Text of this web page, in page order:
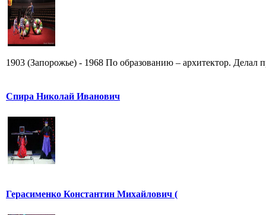
1903 (Запорожье) - 1968 По образованию – архитектор. Делал
Спира Николай Иванович
Герасименко Константин Михайлович (